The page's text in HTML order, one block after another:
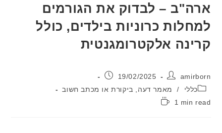
– לבדוק את הגורמים
כרוניות בילדים, כולל
אלקטרומגנטית
פורסם:
19/02/2025
/ מאמר דעה, ביקורת או מכתב חשוב
1 min